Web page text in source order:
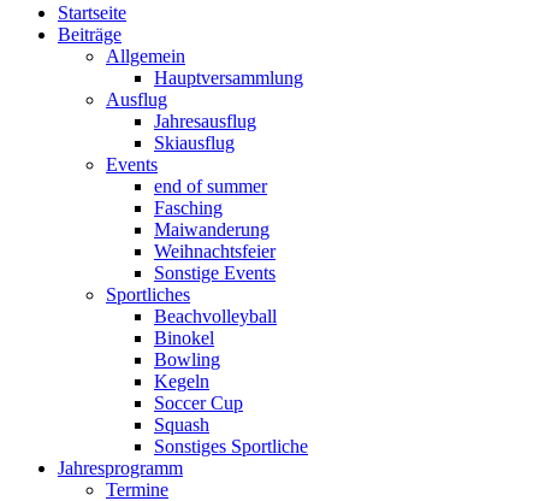
Startseite
Beiträge
Allgemein
Hauptversammlung
Ausflug
Jahresausflug
Skiausflug
Events
end of summer
Fasching
Maiwanderung
Weihnachtsfeier
Sonstige Events
Sportliches
Beachvolleyball
Binokel
Bowling
Kegeln
Soccer Cup
Squash
Sonstiges Sportliche
Jahresprogramm
Termine